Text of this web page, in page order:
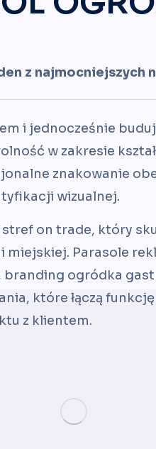
z najmocniejszych
i jednocześnie
w zakresie
znakowanie
wizualnej.
stref on trade, który
miejskiej. Parasole
branding ogródka
które łączą
z klientem.